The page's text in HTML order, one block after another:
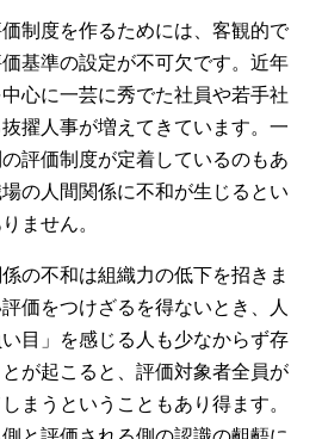
制度を作るためには、客観的で
基準の設定が不可欠です。近年
心に一芸に秀でた社員や若手社
擢人事が増えてきています。一
評価制度が定着しているのもあ
の人間関係に不和が生じるとい
ません。
の不和は組織力の低下を招きま
価をつけざるを得ないとき、人
目」を感じる人も少なからず存
が起こると、評価対象者全員が
まうということもあり得ます。